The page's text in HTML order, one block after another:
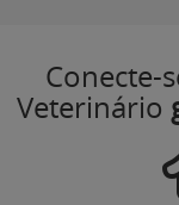
Conecte-
Veterinário